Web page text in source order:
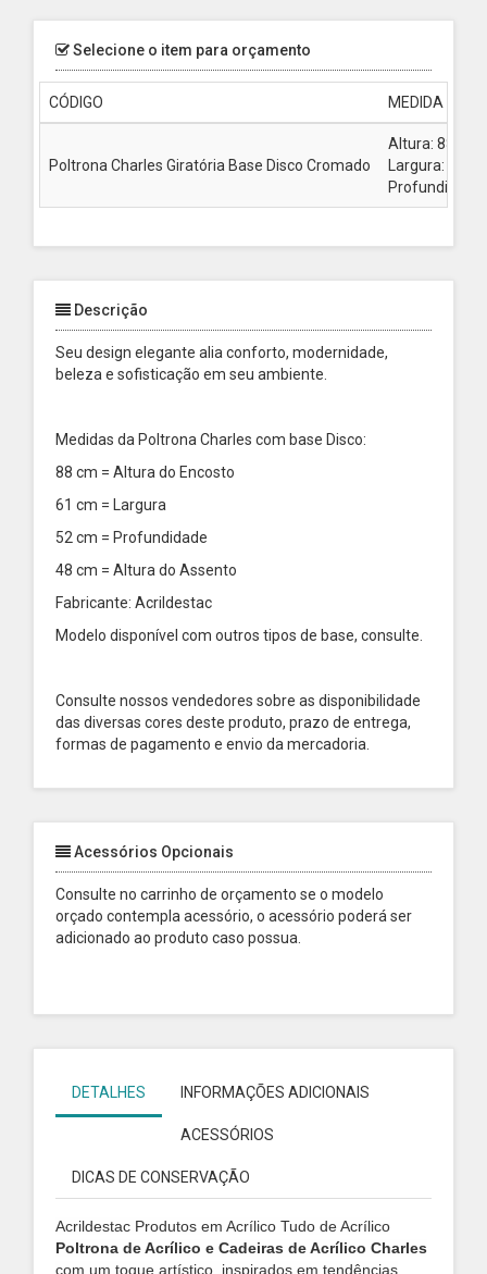
Selecione o item para orçamento
CÓDIGO MEDIDA
Poltrona Charles Giratória Base Disco Cromado
Altura: 88 cm
Largura: 61
Descrição
Seu design elegante alia conforto, modernidade,
beleza e sofisticação em seu ambiente.
Medidas da Poltrona Charles com base Disco:
88 cm = Altura do Encosto
61 cm = Largura
52 cm = Profundidade
48 cm = Altura do Assento
Fabricante: Acrildestac
Modelo disponível com outros tipos de base, consulte.
Consulte nossos vendedores sobre as disponibilidade
das diversas cores deste produto, prazo de entrega,
formas de pagamento e envio da mercadoria.
Acessórios Opcionais
Consulte no carrinho de orçamento se o modelo
orçado contempla acessório, o acessório poderá ser
adicionado ao produto caso possua.
DETALHES INFORMAÇÕES ADICIONAIS
ACESSÓRIOS
DICAS DE CONSERVAÇÃO
Acrildestac Produtos em Acrílico Tudo de Acrílico
Poltrona de Acrílico e Cadeiras de Acrílico Charles
com um toque artístico, inspirados em tendências